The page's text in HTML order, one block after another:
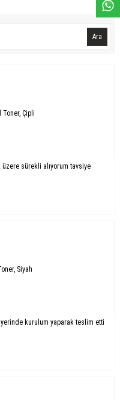
Ara
Toner, Çipli
sürekli alıyorum tavsiye
Siyah
kurulum yaparak teslim etti